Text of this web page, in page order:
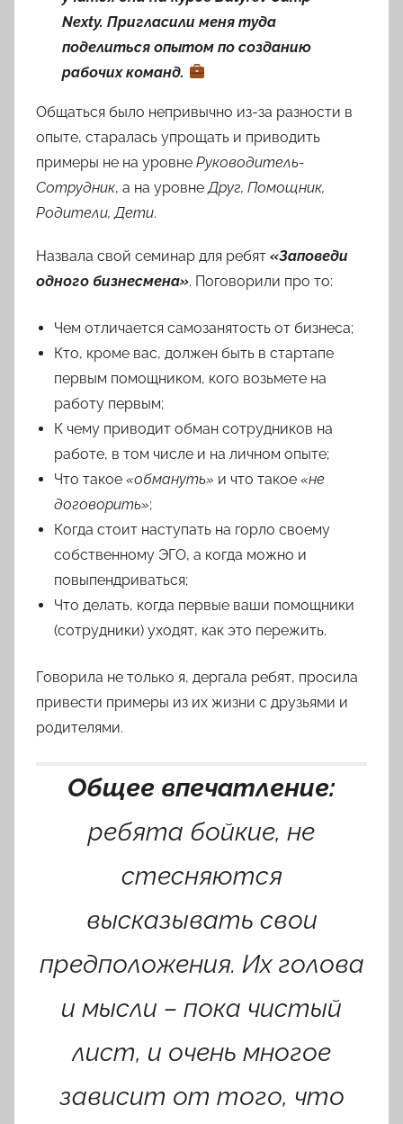
Nexty. Пригласили меня туда
поделиться опытом по созданию
рабочих команд.
Общаться было непривычно из-за разности в
опыте, старалась упрощать и приводить
примеры не на уровне Руководитель-
Сотрудник, а на уровне Друг, Помощник,
Родители, Дети.
Назвала свой семинар для ребят «Заповеди
одного бизнесмена». Поговорили про то:
Чем отличается самозанятость от бизнеса;
Кто, кроме вас, должен быть в стартапе
первым помощником, кого возьмете на
работу первым;
К чему приводит обман сотрудников на
работе, в том числе и на личном опыте;
Что такое «обмануть» и что такое «не
договорить»;
Когда стоит наступать на горло своему
собственному ЭГО, а когда можно и
повыпендриваться;
Что делать, когда первые ваши помощники
(сотрудники) уходят, как это пережить.
Говорила не только я, дергала ребят, просила
привести примеры из их жизни с друзьями и
родителями.
Общее впечатление:
ребята бойкие, не
стесняются
высказывать свои
предположения. Их голова
и мысли – пока чистый
лист, и очень многое
зависит от того, что